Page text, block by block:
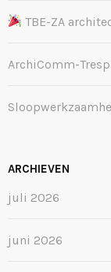
TBE-ZA
ArchiComm-
ARCHIEVEN
juli 2026
juni 2026